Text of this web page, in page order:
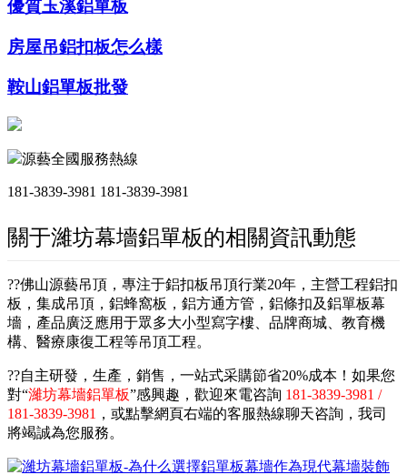
優質玉溪鋁單板
房屋吊鋁扣板怎么樣
鞍山鋁單板批發
源藝全國服務熱線
181-3839-3981 181-3839-3981
關于濰坊幕墻鋁單板的相關資訊動態
??佛山源藝吊頂，專注于鋁扣板吊頂行業20年，主營工程鋁扣
板，集成吊頂，鋁蜂窩板，鋁方通方管，鋁條扣及鋁單板幕
墻，產品廣泛應用于眾多大小型寫字樓、品牌商城、教育機
構、醫療康復工程等吊頂工程。
??自主研發，生產，銷售，一站式采購節省20%成本！如果您
對“濰坊幕墻鋁單板”感興趣，歡迎來電咨詢 181-3839-3981 /
181-3839-3981 ，或點擊網頁右端的客服熱線聊天咨詢，我司
將竭誠為您服務。